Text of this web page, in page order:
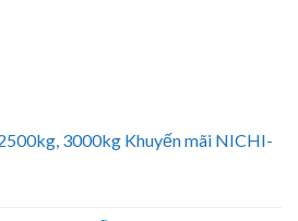
3000kg Khuyến mãi NICHI-